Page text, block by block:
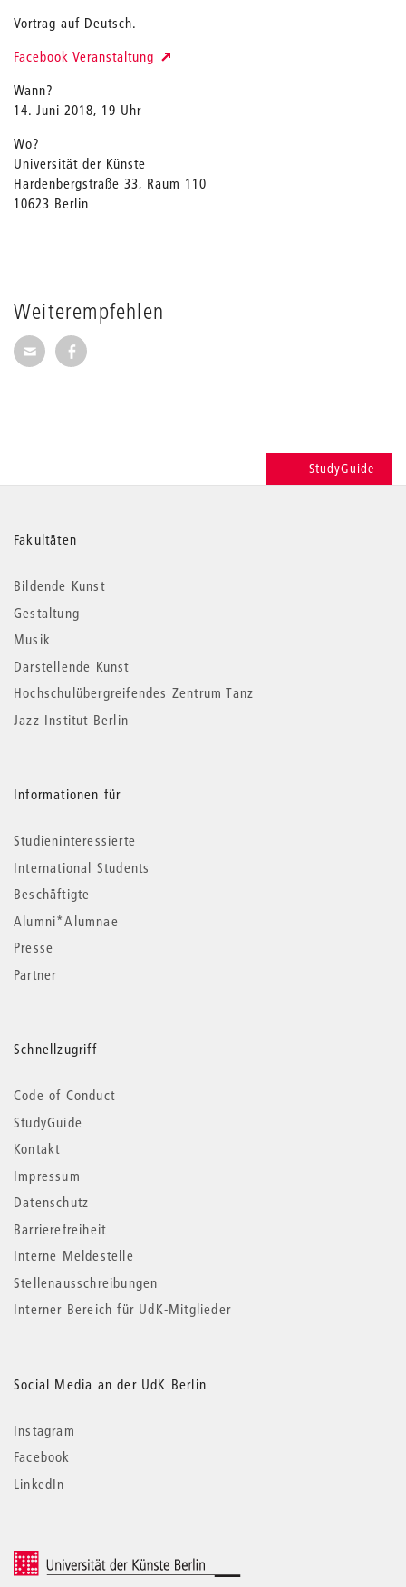
Weiterempfehlen
Seite per E-Mail weiterempfehlen
Seite auf Facebook weiterempfehlen
Vortrag auf Deutsch.
Facebook Veranstaltung
Wann?
14. Juni 2018, 19 Uhr
Wo?
Universität der Künste
Hardenbergstraße 33, Raum 110
10623 Berlin
StudyGuide
Weitere
Informationen
Fakultäten
Bildende Kunst
Gestaltung
Musik
Darstellende Kunst
Hochschulübergreifendes Zentrum Tanz
Jazz Institut Berlin
Informationen für
Studieninteressierte
International Students
Beschäftigte
Alumni*Alumnae
Presse
Partner
Schnellzugriff
Code of Conduct
StudyGuide
Kontakt
Impressum
Datenschutz
Barrierefreiheit
Interne Meldestelle
Stellenausschreibungen
Interner Bereich für UdK-Mitglieder
Social Media an der UdK Berlin
Instagram
Facebook
LinkedIn
© 2026 Universität der Künste Berlin